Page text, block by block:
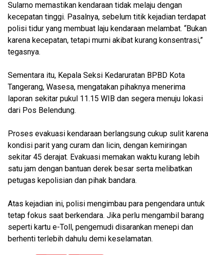
Sularno memastikan kendaraan tidak melaju dengan
kecepatan tinggi. Pasalnya, sebelum titik kejadian terdapat
polisi tidur yang membuat laju kendaraan melambat. “Bukan
karena kecepatan, tetapi murni akibat kurang konsentrasi,”
tegasnya.
Sementara itu, Kepala Seksi Kedaruratan BPBD Kota
Tangerang, Wasesa, mengatakan pihaknya menerima
laporan sekitar pukul 11.15 WIB dan segera menuju lokasi
dari Pos Belendung.
Proses evakuasi kendaraan berlangsung cukup sulit karena
kondisi parit yang curam dan licin, dengan kemiringan
sekitar 45 derajat. Evakuasi memakan waktu kurang lebih
satu jam dengan bantuan derek besar serta melibatkan
petugas kepolisian dan pihak bandara.
Atas kejadian ini, polisi mengimbau para pengendara untuk
tetap fokus saat berkendara. Jika perlu mengambil barang
seperti kartu e-Toll, pengemudi disarankan menepi dan
berhenti terlebih dahulu demi keselamatan.